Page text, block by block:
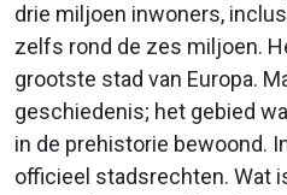
drie miljoen inwoners,
zelfs rond de zes miljoen.
grootste stad van Europa.
geschiedenis; het gebied
in de prehistorie bewoond.
officieel stadsrechten. Wat